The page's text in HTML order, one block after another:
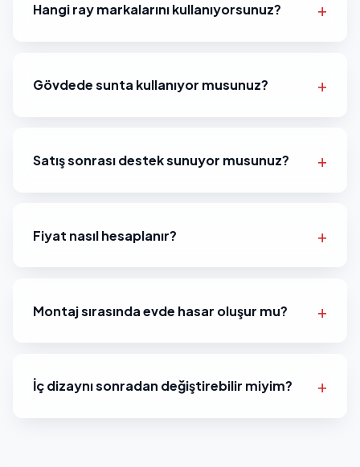
Hangi ray markalarını kullanıyorsunuz?
Gövdede sunta kullanıyor musunuz?
Satış sonrası destek sunuyor musunuz?
Fiyat nasıl hesaplanır?
Montaj sırasında evde hasar oluşur mu?
İç dizaynı sonradan değiştirebilir miyim?